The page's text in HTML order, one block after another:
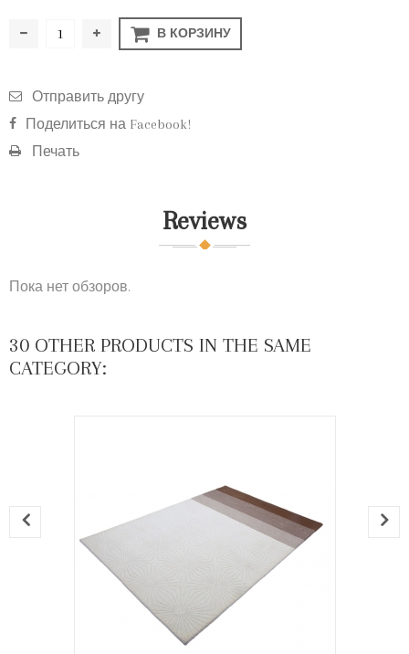
В КОРЗИНУ
Отправить другу
Поделиться на Facebook!
Печать
Reviews
Пока нет обзоров.
30 OTHER PRODUCTS IN THE SAME
CATEGORY: